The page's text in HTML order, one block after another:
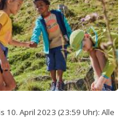
10. April 2023 (23:59 Uhr): Alle